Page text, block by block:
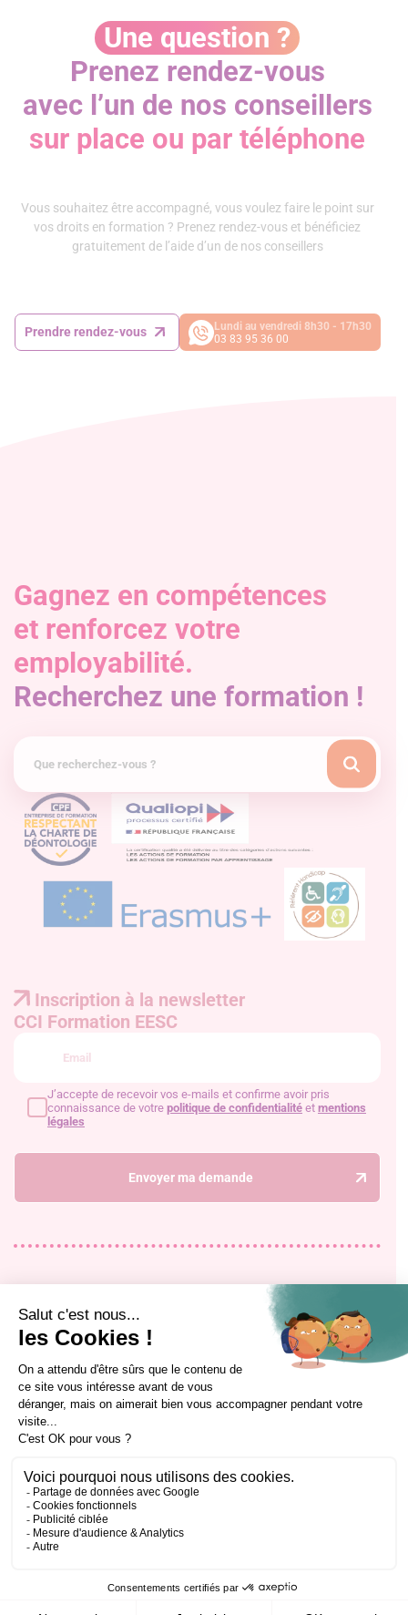
Une question ?
Prenez rendez-vous
avec l’un de nos conseillers
sur place ou par téléphone
Vous souhaitez être accompagné, vous voulez faire le point sur
vos droits en formation ? Prenez rendez-vous et bénéficiez
gratuitement de l’aide d’un de nos conseillers
Prendre rendez-vous
Lundi au vendredi 8h30 - 17h30
03 83 95 36 00
Gagnez en compétences
et renforcez votre
employabilité.
Recherchez une formation !
Inscription à la newsletter
CCI Formation EESC
Envoyer ma demande
J’accepte de recevoir vos e-mails et confirme avoir pris
connaissance de votre politique de confidentialité et mentions
légales
Le restaurant
Le blog
Contact
Alumni
Rejoignez-nous !
Formation alternance
Formation professionnelle continue
Mon évolution professionnelle
Qui sommes-nous ?
Filières et équipes pédagogiques
Nos sites et outils pédagogiques
Partenaires
Certificat Qualiopi
Certificat OBCAQT
@cci_formation_eesc
Design by Section 4 ®Politique de confidentialité